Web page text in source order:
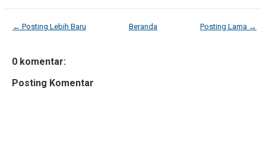
← Posting Lebih Baru Posting Lama →
Beranda
0 komentar:
Posting Komentar